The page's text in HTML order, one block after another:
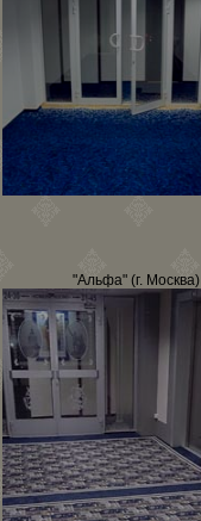
"Альфа" (г. Москва)